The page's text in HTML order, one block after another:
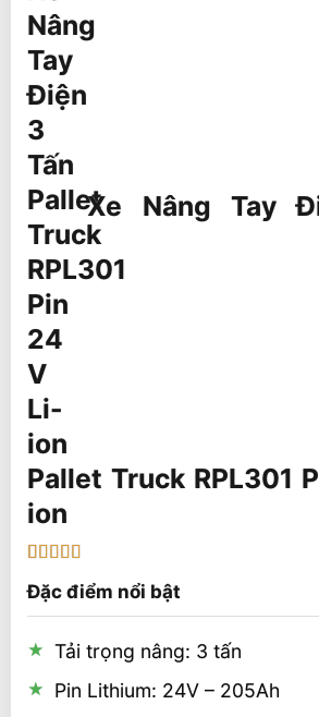
Xe Nâng Tay
Pallet Truck RPL301
ion
trên 5 dựa
trênđánh
giá
Đặc điểm nổi bật
Tải trọng nâng: 3 tấn
Pin Lithium: 24V – 205Ah